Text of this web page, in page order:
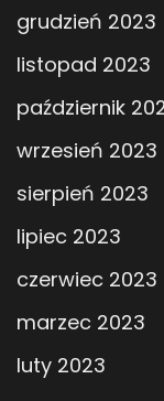
grudzień 2023
listopad 2023
październik
wrzesień 2023
sierpień 2023
lipiec 2023
czerwiec 2023
marzec 2023
luty 2023